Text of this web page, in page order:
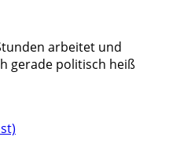
arbeitet und
gerade politisch heiß